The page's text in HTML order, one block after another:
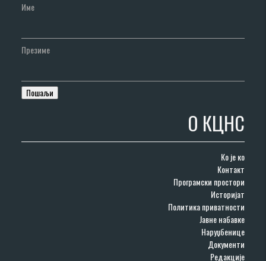
Име
Презиме
О КЦНС
Ко је ко
Контакт
Програмски простори
Историјат
Политика приватности
Јавне набавке
Наруџбенице
Документи
Редакције